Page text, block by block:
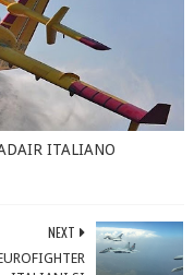
ITALIANO
NEXT